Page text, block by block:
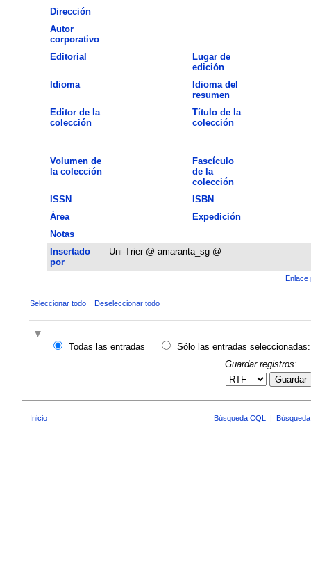
Dirección
Autor
corporativo
Editorial
Lugar de
edición
Idioma
Idioma del
resumen
Editor de la
colección
Título de la
colección
Volumen de
la colección
Fascículo
de la
colección
ISSN
ISBN
Área
Expedición
Notas
Insertado
por
Uni-Trier @ amaranta_sg @
Enlace
Seleccionar todo Deseleccionar todo
Todas las entradas
Sólo las entradas seleccionadas:
Guardar registros:
Guardar
Inicio Búsqueda CQL